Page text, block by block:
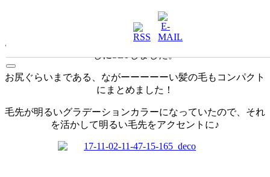
身長も高くてとても着物がお似合いでした♡
お客様のお顔立ちや雰囲気、お着物にあわせてかっこいい感
じにSETしました。
お尻ぐらいまである、ながーーーーーい髪の毛もコンパクト
にまとめました！
毛先が明るいグラデーションカラーになっていたので、それ
を活かして明るい毛先をアクセントに♪